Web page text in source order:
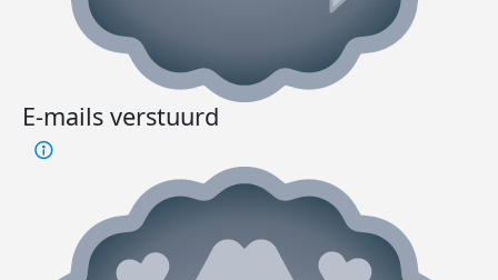
E-mails verstuurd